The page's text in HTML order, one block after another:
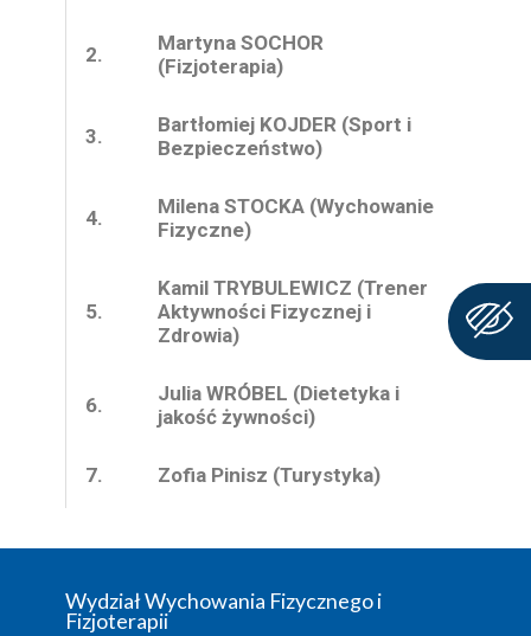
2.
Martyna SOCHOR
(Fizjoterapia)
3.
Bartłomiej KOJDER (Sport i
Bezpieczeństwo)
4.
Milena STOCKA (Wychowanie
Fizyczne)
5.
Kamil TRYBULEWICZ (Trener
Aktywności Fizycznej i
Zdrowia)
6. Julia WRÓBEL (Dietetyka i
jakość żywności)
7. Zofia Pinisz (Turystyka)
Wydział Wychowania Fizycznego i
Fizjoterapii